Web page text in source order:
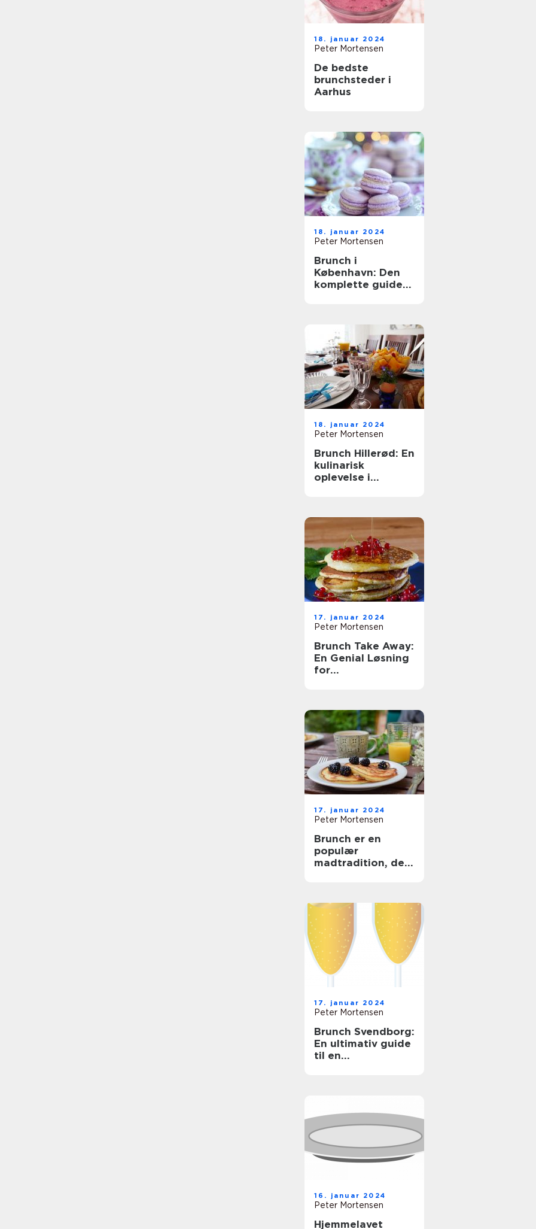
18. januar 2024
Peter Mortensen
De bedste
brunchsteder i
Aarhus
18. januar 2024
Peter Mortensen
Brunch i
København: Den
komplette guide
18. januar 2024
Peter Mortensen
Brunch Hillerød: En
kulinarisk
oplevelse i
17. januar 2024
Peter Mortensen
Brunch Take Away:
En Genial Løsning
for
17. januar 2024
Peter Mortensen
Brunch er en
populær
madtradition, der
frokost og giver
folk mulighed for
at nyde en lækker
og afslappet
spiseoplevelse
17. januar 2024
Peter Mortensen
Brunch Svendborg:
En ultimativ guide
til en
16. januar 2024
Peter Mortensen
Hjemmelavet